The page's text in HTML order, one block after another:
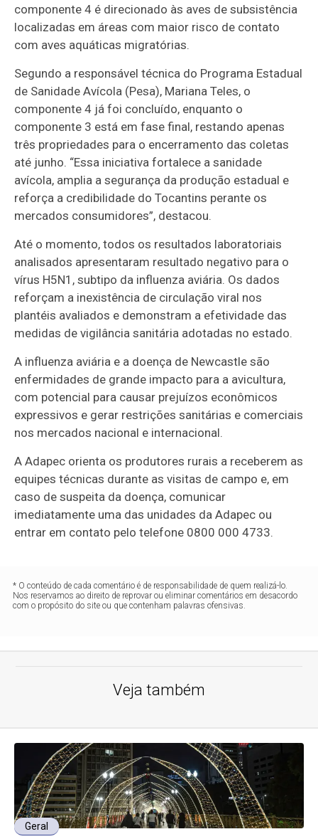
componente 4 é direcionado às aves de subsistência
localizadas em áreas com maior risco de contato
com aves aquáticas migratórias.
Segundo a responsável técnica do Programa Estadual
de Sanidade Avícola (Pesa), Mariana Teles, o
componente 4 já foi concluído, enquanto o
componente 3 está em fase final, restando apenas
três propriedades para o encerramento das coletas
até junho. “Essa iniciativa fortalece a sanidade
avícola, amplia a segurança da produção estadual e
reforça a credibilidade do Tocantins perante os
mercados consumidores”, destacou.
Até o momento, todos os resultados laboratoriais
analisados apresentaram resultado negativo para o
vírus H5N1, subtipo da influenza aviária. Os dados
reforçam a inexistência de circulação viral nos
plantéis avaliados e demonstram a efetividade das
medidas de vigilância sanitária adotadas no estado.
A influenza aviária e a doença de Newcastle são
enfermidades de grande impacto para a avicultura,
com potencial para causar prejuízos econômicos
expressivos e gerar restrições sanitárias e comerciais
nos mercados nacional e internacional.
A Adapec orienta os produtores rurais a receberem as
equipes técnicas durante as visitas de campo e, em
caso de suspeita da doença, comunicar
imediatamente uma das unidades da Adapec ou
entrar em contato pelo telefone 0800 000 4733.
* O conteúdo de cada comentário é de responsabilidade de quem realizá-lo.
Nos reservamos ao direito de reprovar ou eliminar comentários em desacordo
com o propósito do site ou que contenham palavras ofensivas.
Veja também
Geral